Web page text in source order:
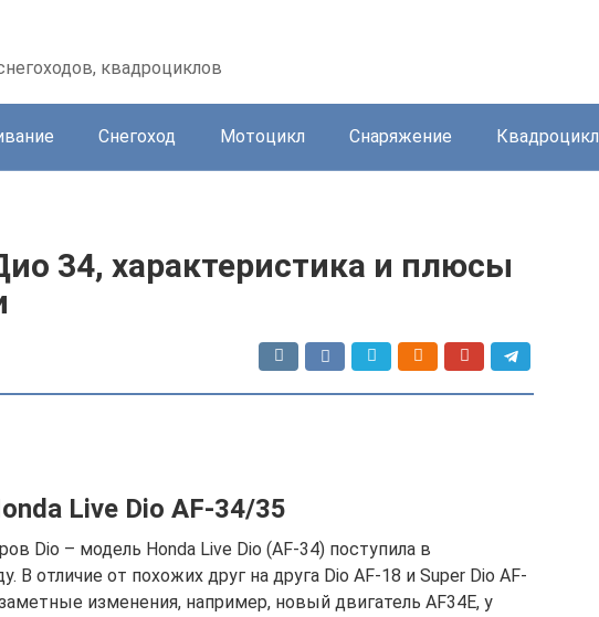
квадроциклов
Снегоход Мотоцикл Снаряжение Квадроцикл
34, характеристика и плюсы
Live Dio AF-34/35
Dio – модель Honda Live Dio (AF-34) поступила в
В отличие от похожих друг на друга Dio AF-18 и Super Dio AF-
изменения, например, новый двигатель AF34E, у